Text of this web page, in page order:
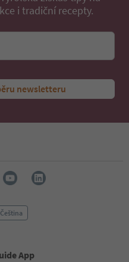
i tradiční recepty.
newsletteru
App